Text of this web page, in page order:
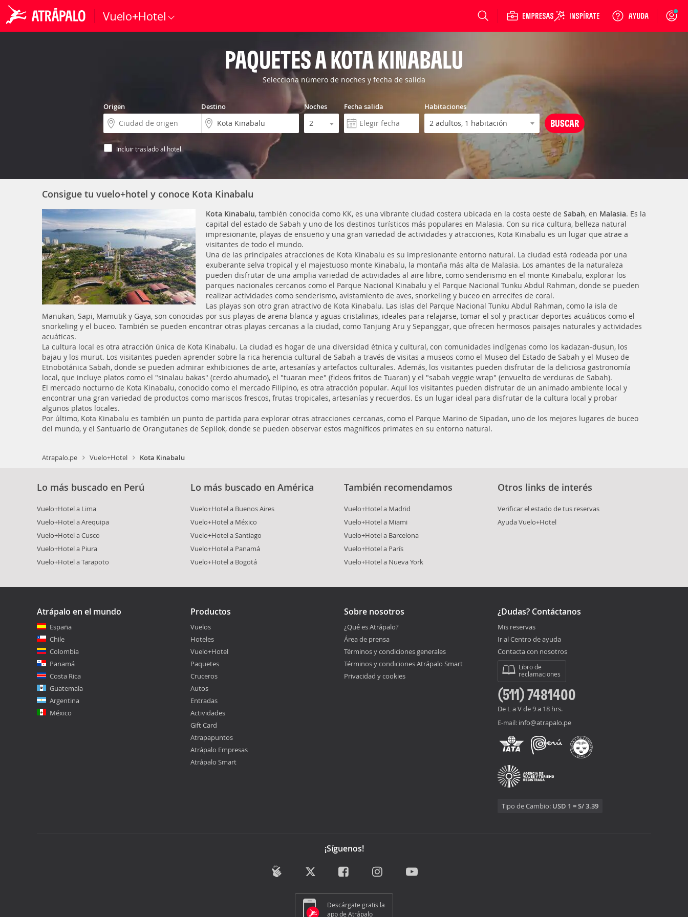
Vuelo+Hotel Login
PAQUETES A KOTA KINABALU
Selecciona número de noches y fecha de salida
Origen Destino Noches Fecha salida Habitaciones
Incluir traslado al hotel
Consigue tu vuelo+hotel y conoce Kota Kinabalu
Kota Kinabalu, también conocida como KK, es una vibrante ciudad costera ubicada en la costa oeste de Sabah, en Malasia. Es la
capital del estado de Sabah y uno de los destinos turísticos más populares en Malasia. Con su rica cultura, belleza natural
impresionante, playas de ensueño y una gran variedad de actividades y atracciones, Kota Kinabalu es un lugar que atrae a
visitantes de todo el mundo.
Una de las principales atracciones de Kota Kinabalu es su impresionante entorno natural. La ciudad está rodeada por una
exuberante selva tropical y el majestuoso monte Kinabalu, la montaña más alta de Malasia. Los amantes de la naturaleza
pueden disfrutar de una amplia variedad de actividades al aire libre, como senderismo en el monte Kinabalu, explorar los
parques nacionales cercanos como el Parque Nacional Kinabalu y el Parque Nacional Tunku Abdul Rahman, donde se pueden
realizar actividades como senderismo, avistamiento de aves, snorkeling y buceo en arrecifes de coral.
Las playas son otro gran atractivo de Kota Kinabalu. Las islas del Parque Nacional Tunku Abdul Rahman, como la isla de
Manukan, Sapi, Mamutik y Gaya, son conocidas por sus playas de arena blanca y aguas cristalinas, ideales para relajarse, tomar el sol y practicar deportes acuáticos como el
snorkeling y el buceo. También se pueden encontrar otras playas cercanas a la ciudad, como Tanjung Aru y Sepanggar, que ofrecen hermosos paisajes naturales y actividades
acuáticas.
La cultura local es otra atracción única de Kota Kinabalu. La ciudad es hogar de una diversidad étnica y cultural, con comunidades indígenas como los kadazan-dusun, los
bajau y los murut. Los visitantes pueden aprender sobre la rica herencia cultural de Sabah a través de visitas a museos como el Museo del Estado de Sabah y el Museo de
Etnobotánica Sabah, donde se pueden admirar exhibiciones de arte, artesanías y artefactos culturales. Además, los visitantes pueden disfrutar de la deliciosa gastronomía
local, que incluye platos como el "sinalau bakas" (cerdo ahumado), el "tuaran mee" (fideos fritos de Tuaran) y el "sabah veggie wrap" (envuelto de verduras de Sabah).
El mercado nocturno de Kota Kinabalu, conocido como el mercado Filipino, es otra atracción popular. Aquí los visitantes pueden disfrutar de un animado ambiente local y
encontrar una gran variedad de productos como mariscos frescos, frutas tropicales, artesanías y recuerdos. Es un lugar ideal para disfrutar de la cultura local y probar
algunos platos locales.
Por último, Kota Kinabalu es también un punto de partida para explorar otras atracciones cercanas, como el Parque Marino de Sipadan, uno de los mejores lugares de buceo
del mundo, y el Santuario de Orangutanes de Sepilok, donde se pueden observar estos magníficos primates en su entorno natural.
Atrapalo.pe Vuelo+Hotel Kota Kinabalu
Lo más buscado en Perú
Vuelo+Hotel a Lima
Vuelo+Hotel a Arequipa
Vuelo+Hotel a Cusco
Vuelo+Hotel a Piura
Vuelo+Hotel a Tarapoto
Lo más buscado en América
Vuelo+Hotel a Buenos Aires
Vuelo+Hotel a México
Vuelo+Hotel a Santiago
Vuelo+Hotel a Panamá
Vuelo+Hotel a Bogotá
También recomendamos
Vuelo+Hotel a Madrid
Vuelo+Hotel a Miami
Vuelo+Hotel a Barcelona
Vuelo+Hotel a París
Vuelo+Hotel a Nueva York
Otros links de interés
Verificar el estado de tus reservas
Ayuda Vuelo+Hotel
Atrápalo en el mundo
España
Chile
Colombia
Panamá
Costa Rica
Guatemala
Argentina
México
Productos
Vuelos
Hoteles
Vuelo+Hotel
Paquetes
Cruceros
Autos
Entradas
Actividades
Gift Card
Atrapapuntos
Atrápalo Empresas
Atrápalo Smart
Sobre nosotros
¿Qué es Atrápalo?
Área de prensa
Términos y condiciones generales
Términos y condiciones Atrápalo Smart
Privacidad y cookies
¿Dudas? Contáctanos
Mis reservas
Ir al Centro de ayuda
Contacta con nosotros
Libro de
reclamaciones
(511) 7481400
De L a V de 9 a 18 hrs.
E-mail: info@atrapalo.pe
Tipo de Cambio: USD 1 = S/ 3.39
¡Síguenos!
Descárgate gratis la
app de Atrápalo